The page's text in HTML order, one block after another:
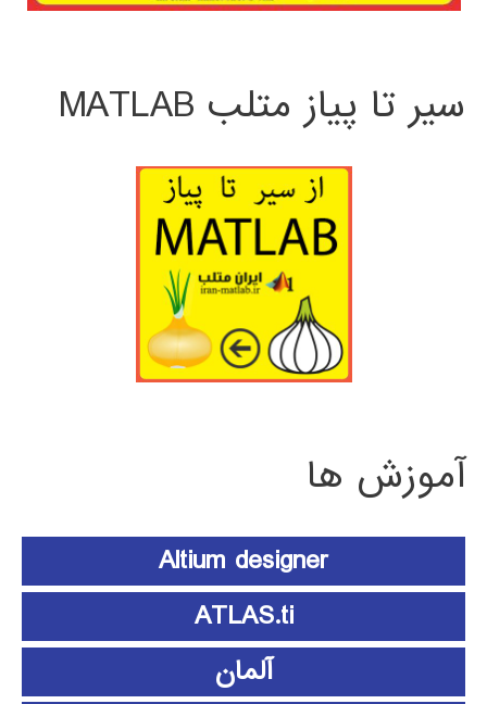
سیر تا پیاز متلب MATLAB
آموزش ها
Altium designer
ATLAS.ti
آلمان